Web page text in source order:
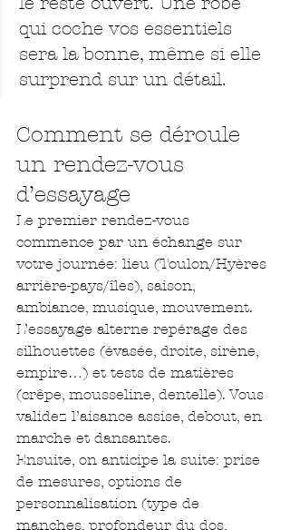
qui coche vos essentiels
sera la bonne, même si elle
surprend sur un détail.
Comment se déroule
un rendez-vous
d’essayage
Le premier rendez-vous
commence par un échange sur
votre journée: lieu (Toulon/Hyères
arrière-pays/îles), saison,
ambiance, musique, mouvement.
L’essayage alterne repérage des
silhouettes (évasée, droite, sirène,
empire…) et tests de matières
(crêpe, mousseline, dentelle). Vous
validez l’aisance assise, debout, en
marche et dansantes.
Ensuite, on anticipe la suite: prise
de mesures, options de
personnalisation (type de
manches, profondeur du dos,